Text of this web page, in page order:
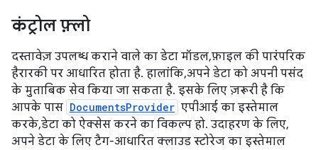
कंट्रोल फ़्लो
दस्तावेज़ उपलब्ध कराने वाले का डेटा मॉडल, फ़ाइल की पारंपरिक
हैरारकी पर आधारित होता है. हालांकि, अपने डेटा को अपनी पसंद
के मुताबिक सेव किया जा सकता है. इसके लिए ज़रूरी है कि
आपके पास DocumentsProvider एपीआई का इस्तेमाल
करके, डेटा को ऐक्सेस करने का विकल्प हो. उदाहरण के लिए,
अपने डेटा के लिए टैग-आधारित क्लाउड स्टोरेज का इस्तेमाल